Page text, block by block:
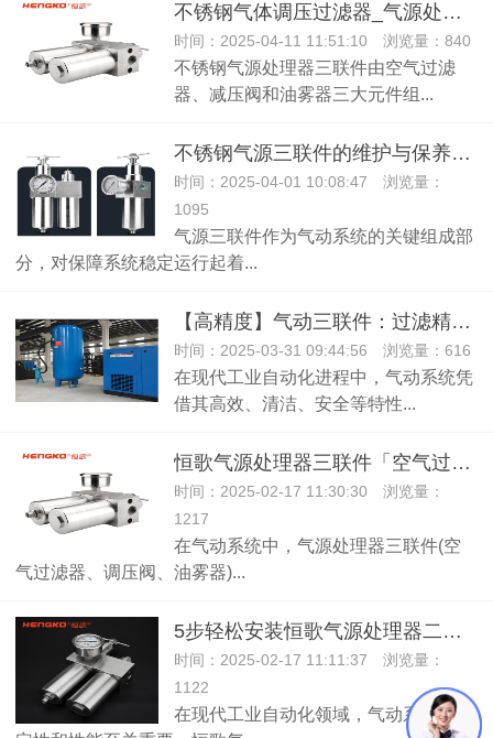
不锈钢气体调压过滤器_气源处理器二联件
时间：2025-04-11 11:51:10 浏览量：840
不锈钢气源处理器三联件由空气过滤
器、减压阀和油雾器三大元件组...
不锈钢气源三联件的维护与保养：生产厂家的建议！
时间：2025-04-01 10:08:47 浏览量：
1095
气源三联件作为气动系统的关键组成部
分，对保障系统稳定运行起着...
【高精度】气动三联件：过滤精度高达99.99%，确保气源极致清洁！
时间：2025-03-31 09:44:56 浏览量：616
在现代工业自动化进程中，气动系统凭
借其高效、清洁、安全等特性...
恒歌气源处理器三联件「空气过滤器、调压阀、油雾器」！
时间：2025-02-17 11:30:30 浏览量：
1217
在气动系统中，气源处理器三联件(空
气过滤器、调压阀、油雾器)...
5步轻松安装恒歌气源处理器二联件：提升气动系统性能！
时间：2025-02-17 11:11:37 浏览量：
1122
在现代工业自动化领域，气动系统的稳